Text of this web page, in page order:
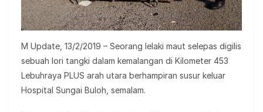
M Update, 13/2/2019 – Seorang lelaki maut selepas digilis
sebuah lori tangki dalam kemalangan di Kilometer 453
Lebuhraya PLUS arah utara berhampiran susur keluar
Hospital Sungai Buloh, semalam.